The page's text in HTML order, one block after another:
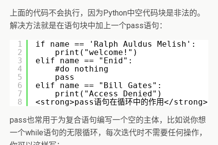
上面的代码不会执行，因为Python中空代码块是非法的。
解决方法就是在语句块中加上一个pass语句：
1
2
3
4
5
6
7
8
if name == 'Ralph Auldus Melish':
print("welcome!")
elif name == "Enid":
#do nothing
pass
elif name == "Bill Gates":
print("Access Denied")
<strong>pass语句在循环中的作用</strong>
pass也常用于为复合语句编写一个空的主体，比如说你想
一个while语句的无限循环，每次迭代时不需要任何操作，